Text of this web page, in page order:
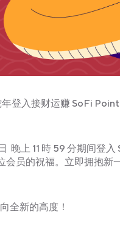
登入接财运赚 SoFi
晚上 11 時 59 分期间登
员的祝福。立即拥抱新
全新的高度！